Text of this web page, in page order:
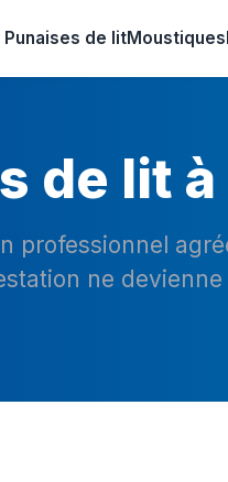
Punaises de litMoustiques
de lit
professionnel
ne